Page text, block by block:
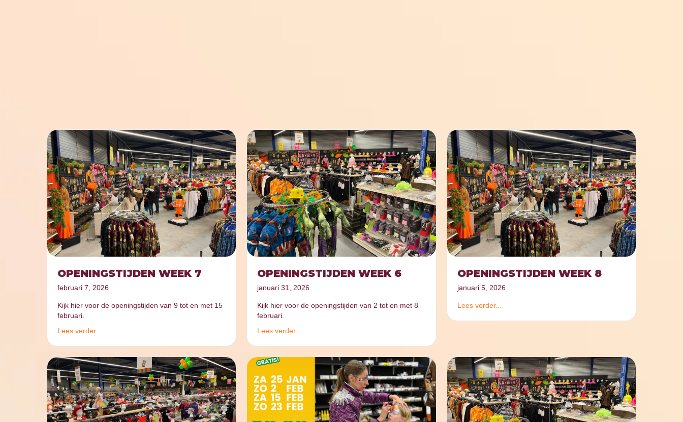
OPENINGSTIJDEN WEEK 7
februari 7, 2026
Kijk hier voor de openingstijden van 9 tot en met 15
februari.
Lees verder...
OPENINGSTIJDEN WEEK 6
januari 31, 2026
Kijk hier voor de openingstijden van 2 tot en met 8
februari.
Lees verder...
OPENINGSTIJDEN WEEK 8
januari 5, 2026
Lees verder...